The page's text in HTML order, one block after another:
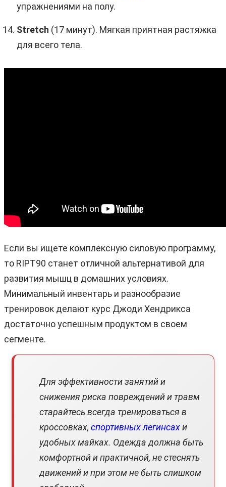
упражнениями на полу.
Stretch (17 минут). Мягкая приятная растяжка
для всего тела.
Если вы ищете комплексную силовую программу,
то RIPT90 станет отличной альтернативой для
развития мышц в домашних условиях.
Минимальный инвентарь и разнообразие
тренировок делают курс Джоди Хендрикса
достаточно успешным продуктом в своем
сегменте.
Для эффективности занятий и
снижения риска повреждений и травм
старайтесь всегда тренироваться в
кроссовках, спортивных легинсахи
удобных майках. Одежда должна быть
комфортной и практичной, не стеснять
движений и при этом не быть слишком